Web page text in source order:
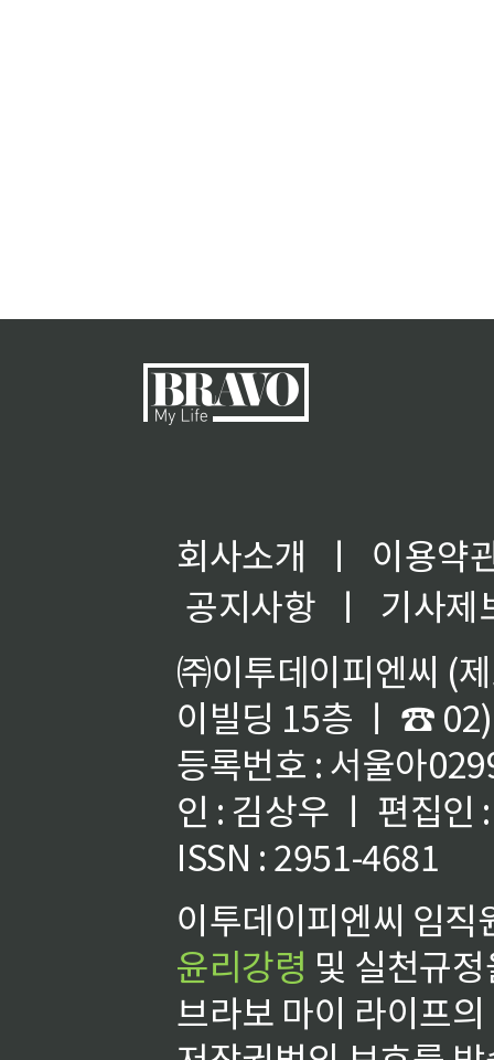
회사소개 ㅣ
이용약
공지사항
ㅣ
기사제
㈜이투데이피엔씨 (
이빌딩 15층 ㅣ ☎
등록번호 : 서울아
인 : 김상우 ㅣ 편집인
ISSN : 2951-4681
이투데이피엔씨 임
윤리강령 및 실천규
브라보 마이 라이프